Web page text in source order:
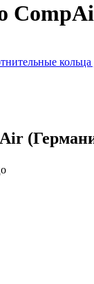
кольца